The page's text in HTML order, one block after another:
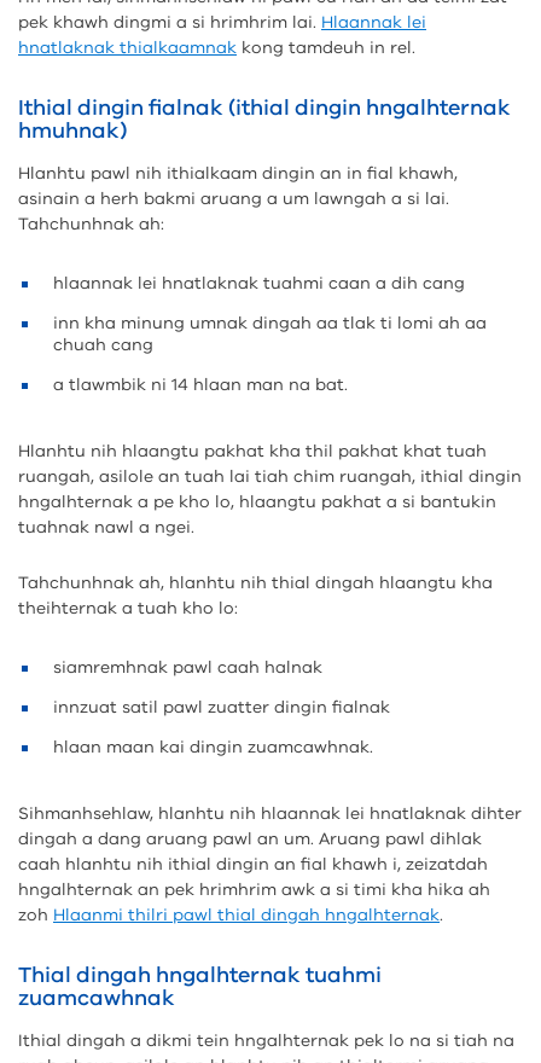
pek khawh dingmi a si hrimhrim lai. Hlaannak lei
hnatlaknak thialkaamnak kong tamdeuh in rel.
Ithial dingin fialnak (ithial dingin hngalhternak
hmuhnak)
Hlanhtu pawl nih ithialkaam dingin an in fial khawh,
asinain a herh bakmi aruang a um lawngah a si lai.
Tahchunhnak ah:
hlaannak lei hnatlaknak tuahmi caan a dih cang
inn kha minung umnak dingah aa tlak ti lomi ah aa
chuah cang
a tlawmbik ni 14 hlaan man na bat.
Hlanhtu nih hlaangtu pakhat kha thil pakhat khat tuah
ruangah, asilole an tuah lai tiah chim ruangah, ithial dingin
hngalhternak a pe kho lo, hlaangtu pakhat a si bantukin
tuahnak nawl a ngei.
Tahchunhnak ah, hlanhtu nih thial dingah hlaangtu kha
theihternak a tuah kho lo:
siamremhnak pawl caah halnak
innzuat satil pawl zuatter dingin fialnak
hlaan maan kai dingin zuamcawhnak.
Sihmanhsehlaw, hlanhtu nih hlaannak lei hnatlaknak dihter
dingah a dang aruang pawl an um. Aruang pawl dihlak
caah hlanhtu nih ithial dingin an fial khawh i, zeizatdah
hngalhternak an pek hrimhrim awk a si timi kha hika ah
zoh Hlaanmi thilri pawl thial dingah hngalhternak.
Thial dingah hngalhternak tuahmi
zuamcawhnak
Ithial dingah a dikmi tein hngalhternak pek lo na si tiah na